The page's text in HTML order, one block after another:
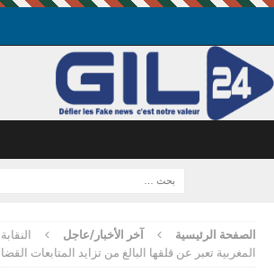
الصفحة الرئيسية آخر الأخبار/عاجل
المغربية تعبر عن قلقها البالغ من تزايد المتابعات